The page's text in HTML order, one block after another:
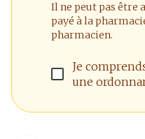
Il ne peut pas être
payé à la
pharmacien.
Je
une